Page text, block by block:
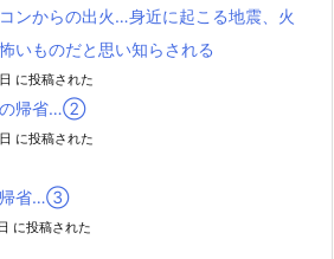
ンからの出火…身近に起こる地震、火
いものだと思い知らされる
に投稿された
の帰省…②
に投稿された
帰省…③
に投稿された